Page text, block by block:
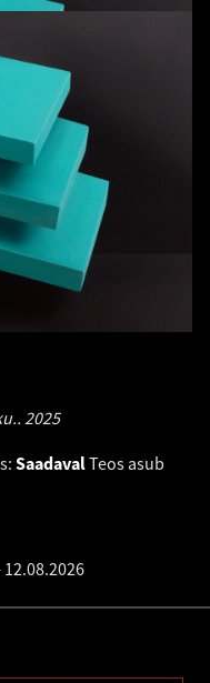
2025
SaadavalTeos asub
12.08.2026